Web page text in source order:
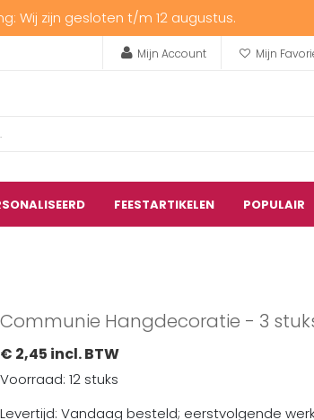
Wij zijn gesloten t/m 12 augustus.
Mijn Account Mijn
FEESTARTIKELEN POPULAIR
Communie Hangdecoratie - 3
€ 2,45 incl. BTW
Voorraad: 12 stuks
Levertijd: Vandaag besteld; eerstvolgende